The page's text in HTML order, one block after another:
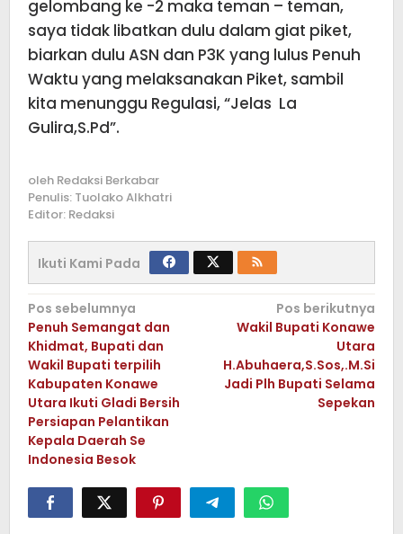
gelombang ke -2 maka teman – teman,
saya tidak libatkan dulu dalam giat piket,
biarkan dulu ASN dan P3K yang lulus Penuh
Waktu yang melaksanakan Piket, sambil
kita menunggu Regulasi, “Jelas La
Gulira,S.Pd”.
oleh Redaksi Berkabar
Penulis: Tuolako Alkhatri
Editor: Redaksi
Ikuti Kami Pada
Navigasi
pos
Pos sebelumnya
Penuh Semangat dan
Khidmat, Bupati dan
Wakil Bupati terpilih
Kabupaten Konawe
Utara Ikuti Gladi Bersih
Persiapan Pelantikan
Kepala Daerah Se
Indonesia Besok
Pos berikutnya
Wakil Bupati Konawe
Utara
H.Abuhaera,S.Sos,.M.Si
Jadi Plh Bupati Selama
Sepekan